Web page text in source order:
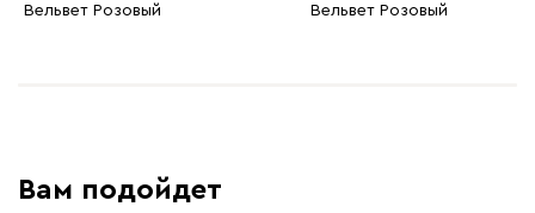
Вельвет Розовый
Вельвет Розовый
Вам подойдет